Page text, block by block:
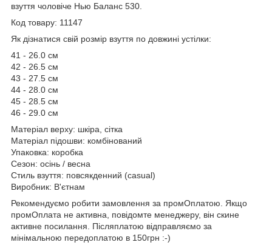
взуття чоловіче Нью Баланс 530.
Код товару: 11147
Як дізнатися свій розмір взуття по довжині устілки:
41 - 26.0 см
42 - 26.5 см
43 - 27.5 см
44 - 28.0 см
45 - 28.5 см
46 - 29.0 см
Матеріал верху: шкіра, сітка
Матеріал підошви: комбінований
Упаковка: коробка
Сезон: осінь / весна
Стиль взуття: повсякденний (casual)
Виробник: В'єтнам
Рекомендуємо робити замовлення за промОплатою. Якщо
промОплата не активна, повідомте менеджеру, він скине
активне посилання. Післяплатою відправляємо за
мінімальною передоплатою в 150грн :-)